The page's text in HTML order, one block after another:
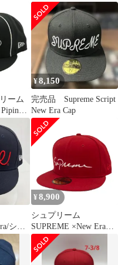
ーム
イピ
ゴ ベ
プ ブ
ト系
¥8,150
完売品 Supreme Script
New Era Cap
シュ
エラ
Cap/
ャッ
¥ 8,900
シュプリーム
SUPREME ×New Era
18AW Classic Script ベ
ースボールキャップ 野
球帽 ウール ロゴ 刺繍